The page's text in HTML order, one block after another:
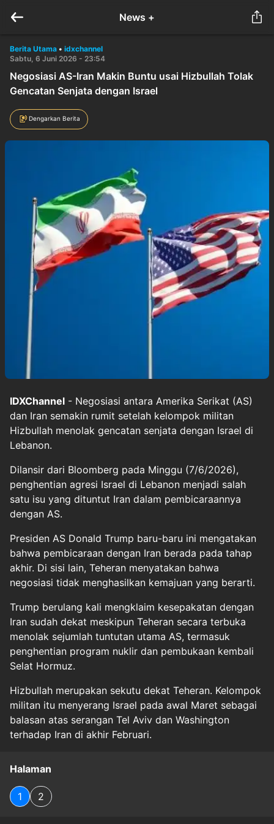
News +
Berita Utama • idxchannel
Sabtu, 6 Juni 2026 - 23:54
Negosiasi AS-Iran Makin Buntu usai Hizbullah Tolak
Gencatan Senjata dengan Israel
Dengarkan Berita
IDXChannel - Negosiasi antara Amerika Serikat (AS)
dan Iran semakin rumit setelah kelompok militan
Hizbullah menolak gencatan senjata dengan Israel di
Lebanon.
Dilansir dari Bloomberg pada Minggu (7/6/2026),
penghentian agresi Israel di Lebanon menjadi salah
satu isu yang dituntut Iran dalam pembicaraannya
dengan AS.
Presiden AS Donald Trump baru-baru ini mengatakan
bahwa pembicaraan dengan Iran berada pada tahap
akhir. Di sisi lain, Teheran menyatakan bahwa
negosiasi tidak menghasilkan kemajuan yang berarti.
Trump berulang kali mengklaim kesepakatan dengan
Iran sudah dekat meskipun Teheran secara terbuka
menolak sejumlah tuntutan utama AS, termasuk
penghentian program nuklir dan pembukaan kembali
Selat Hormuz.
Hizbullah merupakan sekutu dekat Teheran. Kelompok
militan itu menyerang Israel pada awal Maret sebagai
balasan atas serangan Tel Aviv dan Washington
terhadap Iran di akhir Februari.
Halaman
1 2